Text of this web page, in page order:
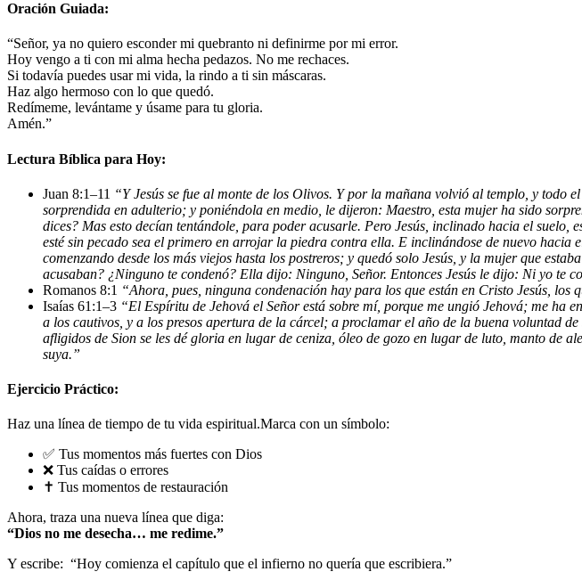
Oración Guiada:
“Señor, ya no quiero esconder mi quebranto ni definirme por mi error.
Hoy vengo a ti con mi alma hecha pedazos. No me rechaces.
Si todavía puedes usar mi vida, la rindo a ti sin máscaras.
Haz algo hermoso con lo que quedó.
Redímeme, levántame y úsame para tu gloria.
Amén.”
Lectura Bíblica para Hoy:
Juan 8:1–11 “Y Jesús se fue al monte de los Olivos. Y por la mañana volvió al templo, y todo
sorprendida en adulterio; y poniéndola en medio, le dijeron: Maestro, esta mujer ha sido
dices? Mas esto decían tentándole, para poder acusarle. Pero Jesús, inclinado hacia el
esté sin pecado sea el primero en arrojar la piedra contra ella. E inclinándose de nuevo
comenzando desde los más viejos hasta los postreros; y quedó solo Jesús, y la mujer que
acusaban? ¿Ninguno te condenó? Ella dijo: Ninguno, Señor. Entonces Jesús le dijo: Ni yo te
Romanos 8:1 “Ahora, pues, ninguna condenación hay para los que están en Cristo Jesús,
Isaías 61:1–3 “El Espíritu de Jehová el Señor está sobre mí, porque me ungió Jehová; me
a los cautivos, y a los presos apertura de la cárcel; a proclamar el año de la buena voluntad
afligidos de Sion se les dé gloria en lugar de ceniza, óleo de gozo en lugar de luto, manto
suya.”
Ejercicio Práctico:
Haz una línea de tiempo de tu vida espiritual.Marca con un símbolo:
✅ Tus momentos más fuertes con Dios
❌ Tus caídas o errores
✝️ Tus momentos de restauración
Ahora, traza una nueva línea que diga:
“Dios no me desecha… me redime.”
Y escribe: “Hoy comienza el capítulo que el infierno no quería que escribiera.”